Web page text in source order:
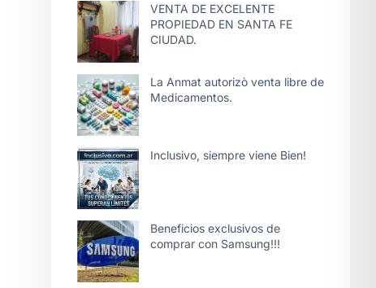
VENTA DE EXCELENTE
PROPIEDAD EN SANTA FE
CIUDAD.
La Anmat autorizò venta libre de
Medicamentos.
Inclusivo, siempre viene Bien!
Beneficios exclusivos de
comprar con Samsung!!!